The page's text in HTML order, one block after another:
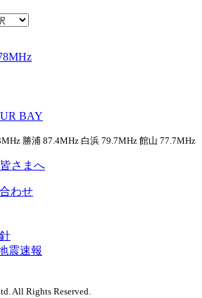
勝浦 87.4MHz 白浜 79.7MHz 館山 77.7MHz
さまへ
わせ
震速報
All Rights Reserved.